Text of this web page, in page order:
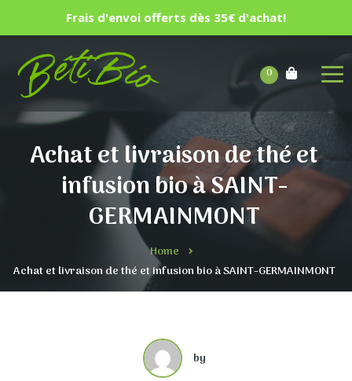
0
Achat et livraison de thé et
infusion bio à SAINT-
GERMAINMONT
Home
Achat et livraison de thé et infusion bio à SAINT-GERMAINMONT
by
Frais d'envoi offerts dès 35€ d'achat!